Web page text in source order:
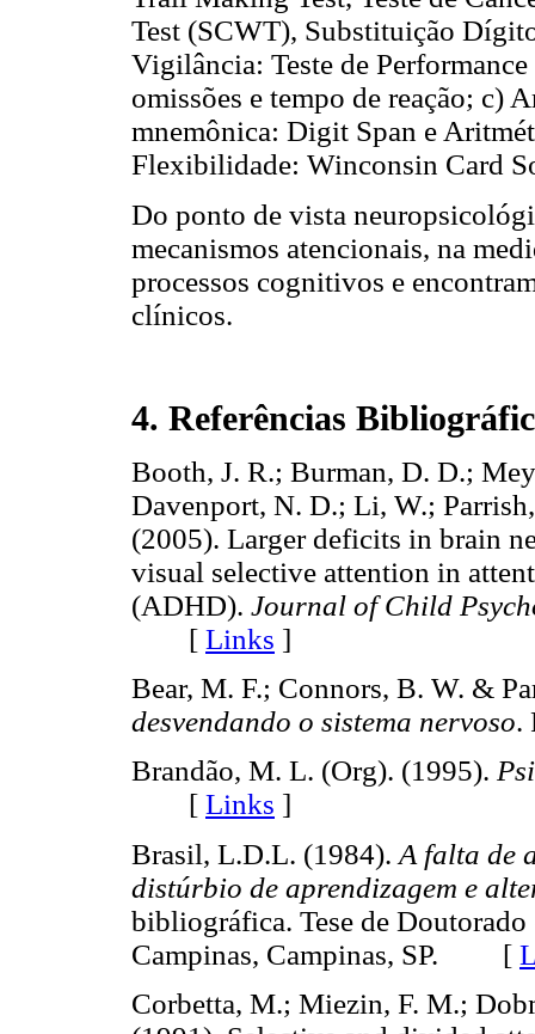
Test (SCWT), Substituição
Vigilância: Teste de
omissões e tempo de reação; c)
mnemônica: Digit Span e
Flexibilidade: Winconsin Card
Do ponto de vista
mecanismos atencionais, na
processos cognitivos e
clínicos.
4. Referências
Booth, J. R.; Burman, D. D.;
Davenport, N. D.; Li, W.;
(2005). Larger deficits in brain
visual selective attention in
(ADHD). Journal of Child
[ Links ]
Bear, M. F.; Connors, B. W. &
desvendando o sistema nervoso.
Brandão, M. L. (Org). (1995).
[ Links ]
Brasil, L.D.L. (1984). A falta de
distúrbio de aprendizagem e
bibliográfica. Tese de
Campinas, Campinas, SP. [
Corbetta, M.; Miezin, F. M.;